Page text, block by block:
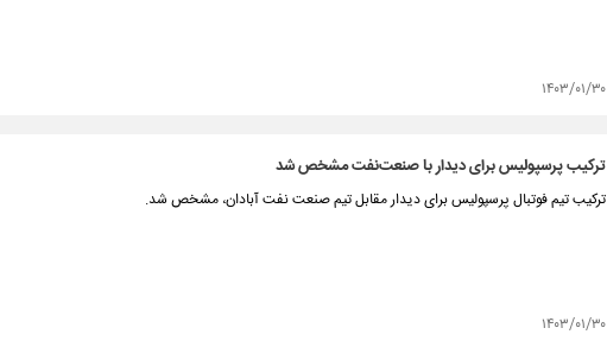
۱۴۰۳/۰۱/۳۰
ترکیب پرسپولیس برای دیدار با صنعت‌نفت مشخص شد
ترکیب تیم فوتبال پرسپولیس برای دیدار مقابل تیم صنعت نفت آبادان، مشخص شد.
۱۴۰۳/۰۱/۳۰